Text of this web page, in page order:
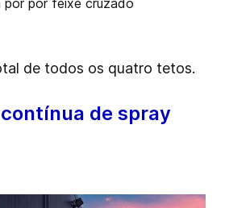
de todos os quatro tetos.
de spray